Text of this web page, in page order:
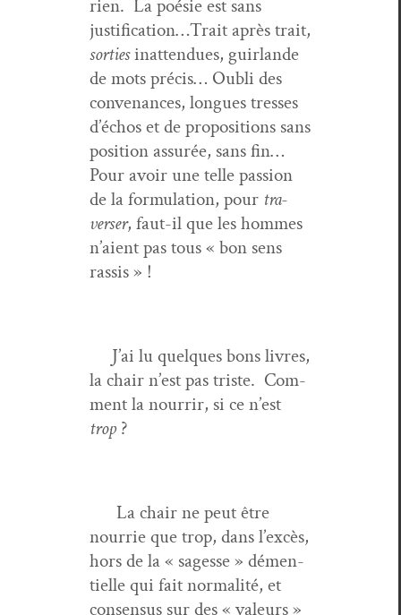
rien. La poésie est sans
justification…Trait après trait,
sor­tiesinat­ten­dues, guir­lande
de mots pré­cis… Oubli des
con­ve­nances, longues tress­es
d’échos et de propo­si­tions sans
posi­tion assurée, sans fin…
Pour avoir une telle pas­sion
de la for­mu­la­tion, pour tra­
vers­er, faut-il que les hommes
n’aient pas tous « bon sens
rassis » !
J’ai lu quelques bons livres,
la chair n’est pas triste. Com­
ment la nour­rir, si ce n’est
trop?
La chair ne peut être
nour­rie que trop, dans l’excès,
hors de la « sagesse » démen­
tielle qui fait nor­mal­ité, et
con­sen­sus sur des « valeurs »